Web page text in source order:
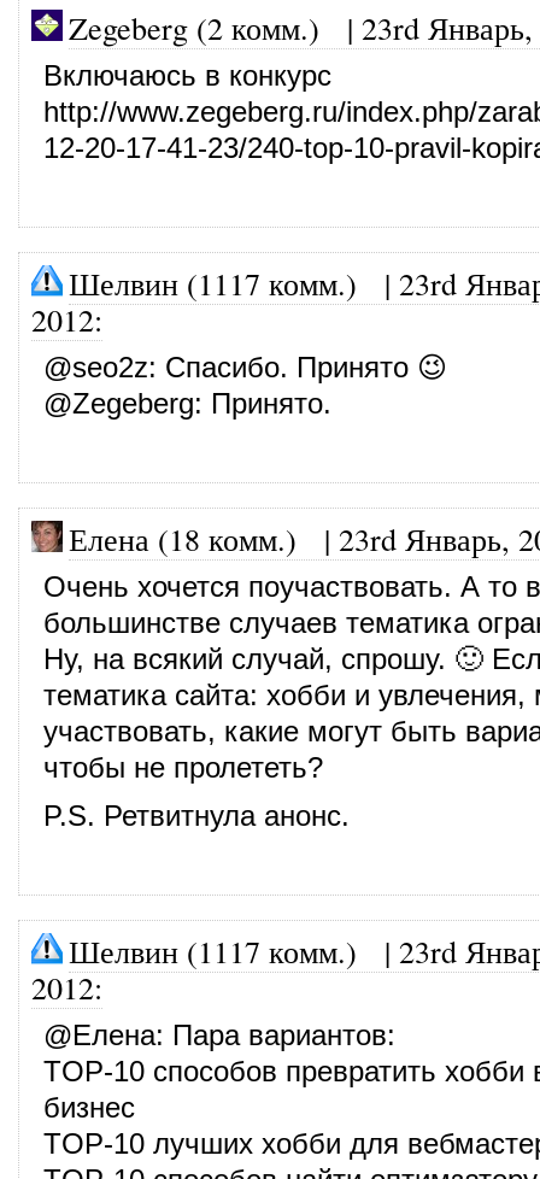
Zegeberg (2 комм.) | 23rd
Включаюсь в конкурс
http://www.zegeberg.ru/index.php/
12-20-17-41-23/240-top-10-pravil-
Шелвин (1117 комм.) | 23rd
2012:
@seo2z: Спасибо. Принято 😉
@Zegeberg: Принято.
Елена (18 комм.) | 23rd Январь,
Очень хочется поучаствовать. А то в
большинстве случаев тематика
Ну, на всякий случай, спрошу. 🙂
тематика сайта: хобби и
участвовать, какие могут быть
чтобы не пролететь?
P.S. Ретвитнула анонс.
Шелвин (1117 комм.) | 23rd
2012:
@Елена: Пара вариантов:
TOP-10 способов превратить хобби
бизнес
TOP-10 лучших хобби для